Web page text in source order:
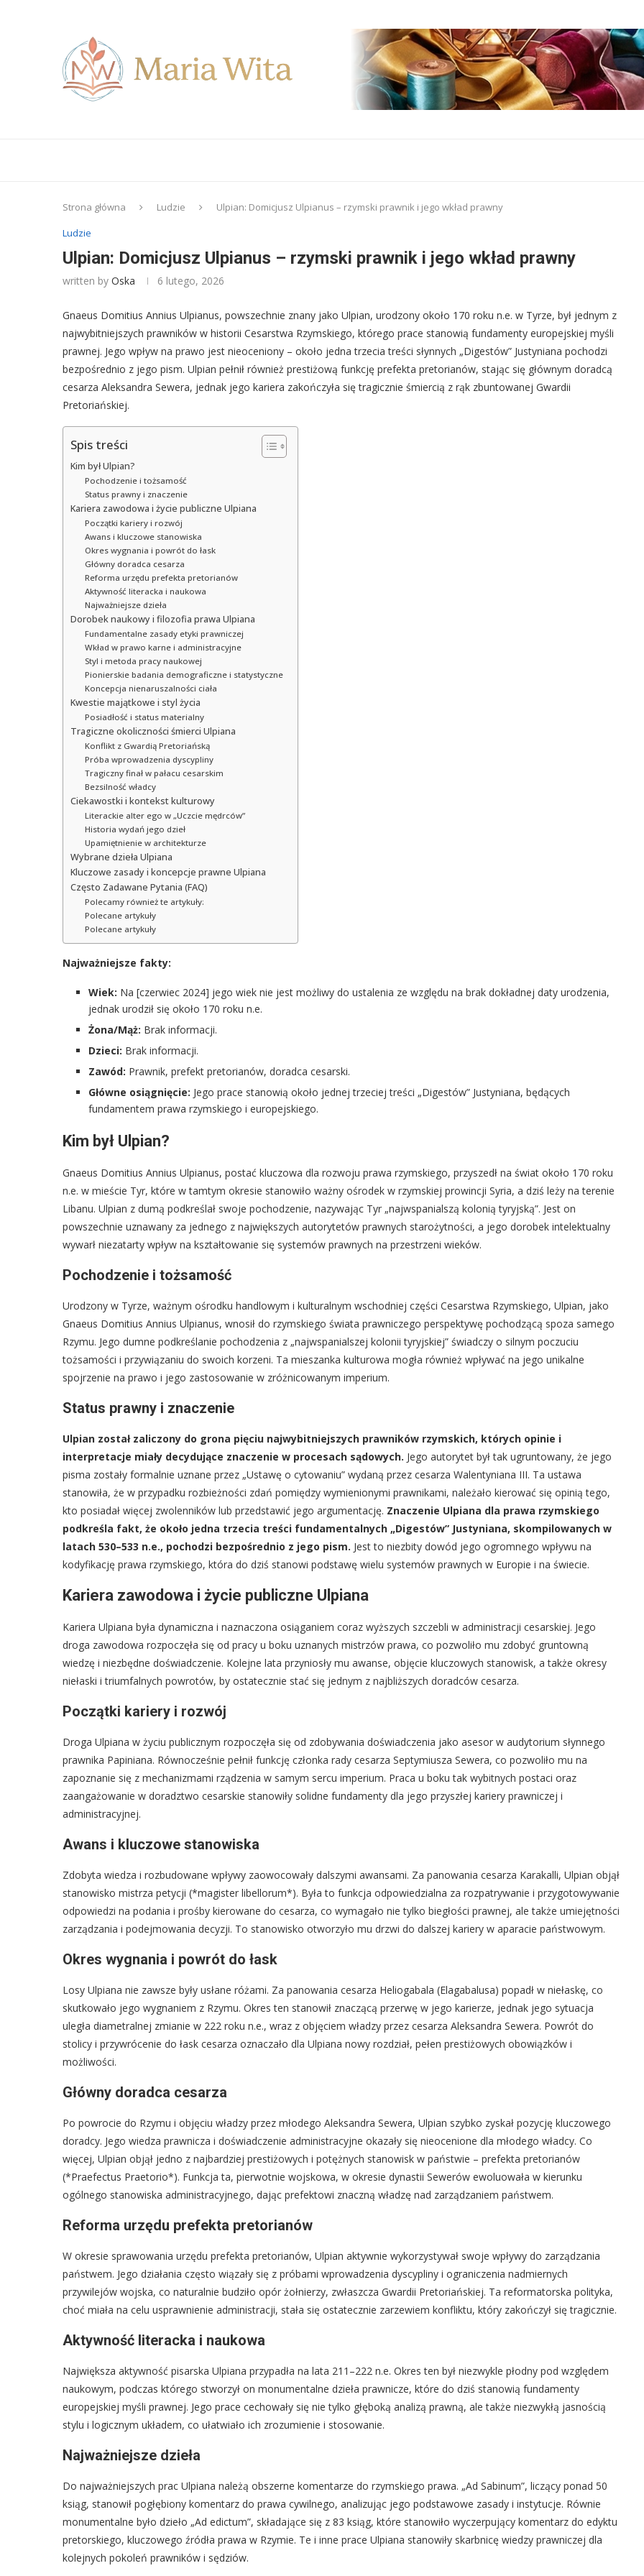
Strona główna Ludzie
Ulpian: Domicjusz Ulpianus – rzymski prawnik i jego wkład prawny
Ludzie
Ulpian: Domicjusz Ulpianus – rzymski prawnik i jego wkład prawny
written by Oska 6 lutego, 2026
Gnaeus Domitius Annius Ulpianus, powszechnie znany jako Ulpian, urodzony około 170 roku n.e. w Tyrze, był jednym z
najwybitniejszych prawników w historii Cesarstwa Rzymskiego, którego prace stanowią fundamenty europejskiej myśli
prawnej. Jego wpływ na prawo jest nieoceniony – około jedna trzecia treści słynnych „Digestów” Justyniana pochodzi
bezpośrednio z jego pism. Ulpian pełnił również prestiżową funkcję prefekta pretorianów, stając się głównym doradcą
cesarza Aleksandra Sewera, jednak jego kariera zakończyła się tragicznie śmiercią z rąk zbuntowanej Gwardii
Pretoriańskiej.
Spis treści
Kim był Ulpian?
Pochodzenie i tożsamość
Status prawny i znaczenie
Kariera zawodowa i życie publiczne Ulpiana
Początki kariery i rozwój
Awans i kluczowe stanowiska
Okres wygnania i powrót do łask
Główny doradca cesarza
Reforma urzędu prefekta pretorianów
Aktywność literacka i naukowa
Najważniejsze dzieła
Dorobek naukowy i filozofia prawa Ulpiana
Fundamentalne zasady etyki prawniczej
Wkład w prawo karne i administracyjne
Styl i metoda pracy naukowej
Pionierskie badania demograficzne i statystyczne
Koncepcja nienaruszalności ciała
Kwestie majątkowe i styl życia
Posiadłość i status materialny
Tragiczne okoliczności śmierci Ulpiana
Konflikt z Gwardią Pretoriańską
Próba wprowadzenia dyscypliny
Tragiczny finał w pałacu cesarskim
Bezsilność władcy
Ciekawostki i kontekst kulturowy
Literackie alter ego w „Uczcie mędrców”
Historia wydań jego dzieł
Upamiętnienie w architekturze
Wybrane dzieła Ulpiana
Kluczowe zasady i koncepcje prawne Ulpiana
Często Zadawane Pytania (FAQ)
Polecamy również te artykuły:
Polecane artykuły
Polecane artykuły
Najważniejsze fakty:
Wiek: Na [czerwiec 2024] jego wiek nie jest możliwy do ustalenia ze względu na brak dokładnej daty urodzenia,
jednak urodził się około 170 roku n.e.
Żona/Mąż: Brak informacji.
Dzieci: Brak informacji.
Zawód: Prawnik, prefekt pretorianów, doradca cesarski.
Główne osiągnięcie: Jego prace stanowią około jednej trzeciej treści „Digestów” Justyniana, będących
fundamentem prawa rzymskiego i europejskiego.
Kim był Ulpian?
Gnaeus Domitius Annius Ulpianus, postać kluczowa dla rozwoju prawa rzymskiego, przyszedł na świat około 170 roku
n.e. w mieście Tyr, które w tamtym okresie stanowiło ważny ośrodek w rzymskiej prowincji Syria, a dziś leży na terenie
Libanu. Ulpian z dumą podkreślał swoje pochodzenie, nazywając Tyr „najwspanialszą kolonią tyryjską”. Jest on
powszechnie uznawany za jednego z największych autorytetów prawnych starożytności, a jego dorobek intelektualny
wywarł niezatarty wpływ na kształtowanie się systemów prawnych na przestrzeni wieków.
Pochodzenie i tożsamość
Urodzony w Tyrze, ważnym ośrodku handlowym i kulturalnym wschodniej części Cesarstwa Rzymskiego, Ulpian, jako
Gnaeus Domitius Annius Ulpianus, wnosił do rzymskiego świata prawniczego perspektywę pochodzącą spoza samego
Rzymu. Jego dumne podkreślanie pochodzenia z „najwspanialszej kolonii tyryjskiej” świadczy o silnym poczuciu
tożsamości i przywiązaniu do swoich korzeni. Ta mieszanka kulturowa mogła również wpływać na jego unikalne
spojrzenie na prawo i jego zastosowanie w zróżnicowanym imperium.
Status prawny i znaczenie
Ulpian został zaliczony do grona pięciu najwybitniejszych prawników rzymskich, których opinie i
interpretacje miały decydujące znaczenie w procesach sądowych. Jego autorytet był tak ugruntowany, że jego
pisma zostały formalnie uznane przez „Ustawę o cytowaniu” wydaną przez cesarza Walentyniana III. Ta ustawa
stanowiła, że w przypadku rozbieżności zdań pomiędzy wymienionymi prawnikami, należało kierować się opinią tego,
kto posiadał więcej zwolenników lub przedstawić jego argumentację. Znaczenie Ulpiana dla prawa rzymskiego
podkreśla fakt, że około jedna trzecia treści fundamentalnych „Digestów” Justyniana, skompilowanych w
latach 530–533 n.e., pochodzi bezpośrednio z jego pism. Jest to niezbity dowód jego ogromnego wpływu na
kodyfikację prawa rzymskiego, która do dziś stanowi podstawę wielu systemów prawnych w Europie i na świecie.
Kariera zawodowa i życie publiczne Ulpiana
Kariera Ulpiana była dynamiczna i naznaczona osiąganiem coraz wyższych szczebli w administracji cesarskiej. Jego
droga zawodowa rozpoczęła się od pracy u boku uznanych mistrzów prawa, co pozwoliło mu zdobyć gruntowną
wiedzę i niezbędne doświadczenie. Kolejne lata przyniosły mu awanse, objęcie kluczowych stanowisk, a także okresy
niełaski i triumfalnych powrotów, by ostatecznie stać się jednym z najbliższych doradców cesarza.
Początki kariery i rozwój
Droga Ulpiana w życiu publicznym rozpoczęła się od zdobywania doświadczenia jako asesor w audytorium słynnego
prawnika Papiniana. Równocześnie pełnił funkcję członka rady cesarza Septymiusza Sewera, co pozwoliło mu na
zapoznanie się z mechanizmami rządzenia w samym sercu imperium. Praca u boku tak wybitnych postaci oraz
zaangażowanie w doradztwo cesarskie stanowiły solidne fundamenty dla jego przyszłej kariery prawniczej i
administracyjnej.
Awans i kluczowe stanowiska
Zdobyta wiedza i rozbudowane wpływy zaowocowały dalszymi awansami. Za panowania cesarza Karakalli, Ulpian objął
stanowisko mistrza petycji (*magister libellorum*). Była to funkcja odpowiedzialna za rozpatrywanie i przygotowywanie
odpowiedzi na podania i prośby kierowane do cesarza, co wymagało nie tylko biegłości prawnej, ale także umiejętności
zarządzania i podejmowania decyzji. To stanowisko otworzyło mu drzwi do dalszej kariery w aparacie państwowym.
Okres wygnania i powrót do łask
Losy Ulpiana nie zawsze były usłane różami. Za panowania cesarza Heliogabala (Elagabalusa) popadł w niełaskę, co
skutkowało jego wygnaniem z Rzymu. Okres ten stanowił znaczącą przerwę w jego karierze, jednak jego sytuacja
uległa diametralnej zmianie w 222 roku n.e., wraz z objęciem władzy przez cesarza Aleksandra Sewera. Powrót do
stolicy i przywrócenie do łask cesarza oznaczało dla Ulpiana nowy rozdział, pełen prestiżowych obowiązków i
możliwości.
Główny doradca cesarza
Po powrocie do Rzymu i objęciu władzy przez młodego Aleksandra Sewera, Ulpian szybko zyskał pozycję kluczowego
doradcy. Jego wiedza prawnicza i doświadczenie administracyjne okazały się nieocenione dla młodego władcy. Co
więcej, Ulpian objął jedno z najbardziej prestiżowych i potężnych stanowisk w państwie – prefekta pretorianów
(*Praefectus Praetorio*). Funkcja ta, pierwotnie wojskowa, w okresie dynastii Sewerów ewoluowała w kierunku
ogólnego stanowiska administracyjnego, dając prefektowi znaczną władzę nad zarządzaniem państwem.
Reforma urzędu prefekta pretorianów
W okresie sprawowania urzędu prefekta pretorianów, Ulpian aktywnie wykorzystywał swoje wpływy do zarządzania
państwem. Jego działania często wiązały się z próbami wprowadzenia dyscypliny i ograniczenia nadmiernych
przywilejów wojska, co naturalnie budziło opór żołnierzy, zwłaszcza Gwardii Pretoriańskiej. Ta reformatorska polityka,
choć miała na celu usprawnienie administracji, stała się ostatecznie zarzewiem konfliktu, który zakończył się tragicznie.
Aktywność literacka i naukowa
Największa aktywność pisarska Ulpiana przypadła na lata 211–222 n.e. Okres ten był niezwykle płodny pod względem
naukowym, podczas którego stworzył on monumentalne dzieła prawnicze, które do dziś stanowią fundamenty
europejskiej myśli prawnej. Jego prace cechowały się nie tylko głęboką analizą prawną, ale także niezwykłą jasnością
stylu i logicznym układem, co ułatwiało ich zrozumienie i stosowanie.
Najważniejsze dzieła
Do najważniejszych prac Ulpiana należą obszerne komentarze do rzymskiego prawa. „Ad Sabinum”, liczący ponad 50
ksiąg, stanowił pogłębiony komentarz do prawa cywilnego, analizując jego podstawowe zasady i instytucje. Równie
monumentalne było dzieło „Ad edictum”, składające się z 83 ksiąg, które stanowiło wyczerpujący komentarz do edyktu
pretorskiego, kluczowego źródła prawa w Rzymie. Te i inne prace Ulpiana stanowiły skarbnicę wiedzy prawniczej dla
kolejnych pokoleń prawników i sędziów.